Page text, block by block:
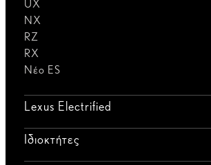
UX
NX
RZ
RX
Νέο ES
Lexus Electrified
Ιδιοκτήτες